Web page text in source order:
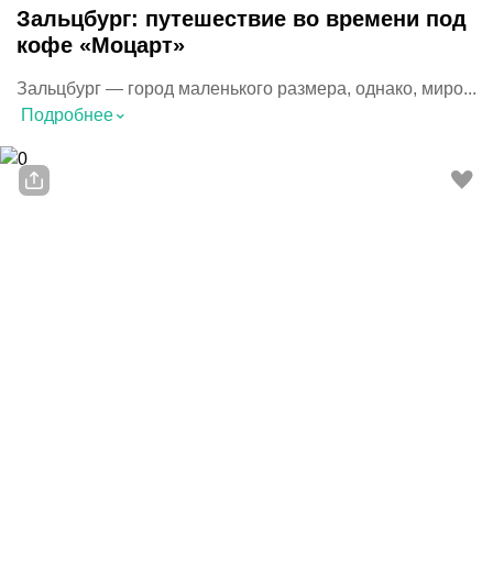
Зальцбург: путешествие во времени под
кофе «Моцарт»
Зальцбург — город маленького размера, однако, миро...
Подробнее⌃